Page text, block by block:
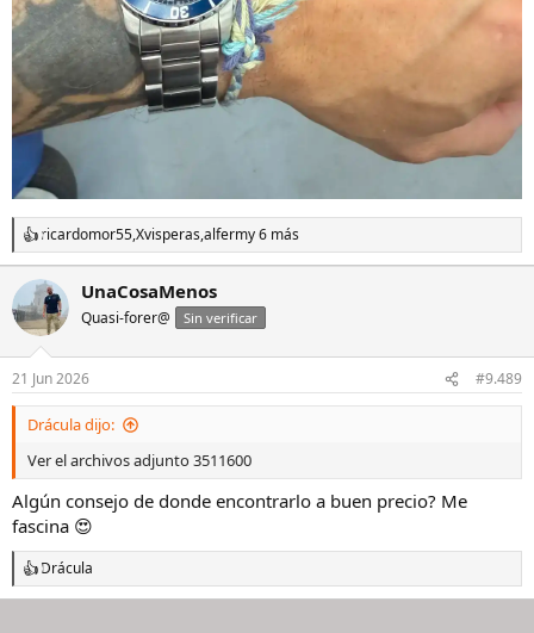
R
e
a
c
i
o
n
e
ricardomor55,Xvisperas,alfermy 6 más
UnaCosaMenos
Quasi-forer@ Sin verificar
21 Jun 2026 #9.489
Drácula dijo:
Ver el archivos adjunto 3511600
Algún consejo de donde encontrarlo a buen precio? Me
fascina 😍
R
e
Drácula